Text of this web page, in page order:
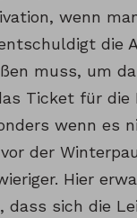
wenn
die
muss, um
Ticket für die
wenn es
der
Hier
dass sich die